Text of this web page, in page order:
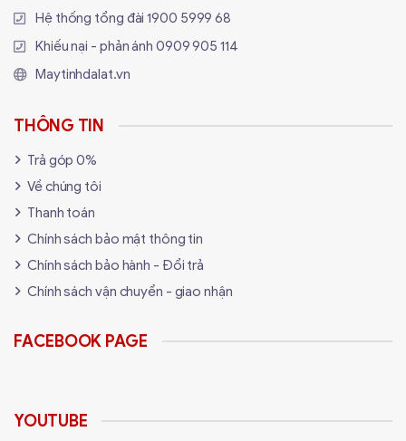
Hệ thống tổng đài1900 5999 68
Khiếu nại - phản ánh 0909 905 114
Maytinhdalat.vn
THÔNG TIN
Trả góp 0%
Về chúng tôi
Thanh toán
Chính sách bảo mật thông tin
Chính sách bảo hành - Đổi trả
Chính sách vận chuyển - giao nhận
FACEBOOK PAGE
YOUTUBE